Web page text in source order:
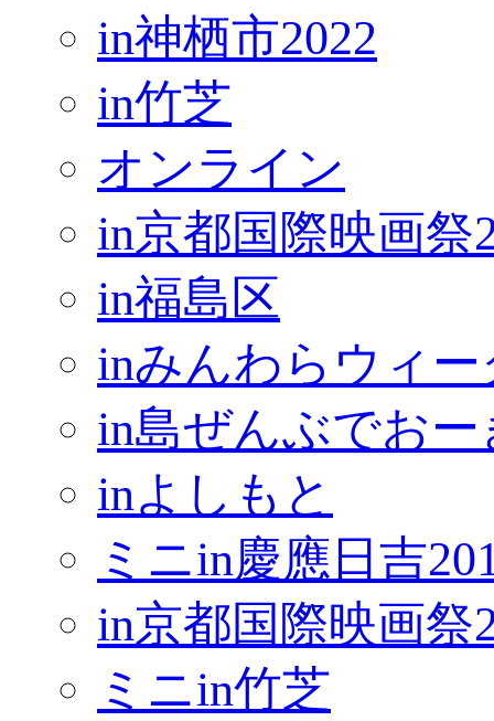
in神栖市2022
in竹芝
オンライン
in京都国際映画祭
in福島区
inみんわらウィー
in島ぜんぶでおー
inよしもと
ミニin慶應日吉
in京都国際映画祭
ミニin竹芝